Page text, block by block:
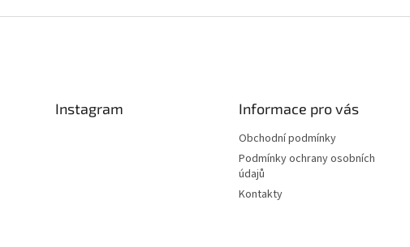
Instagram Informace pro vás
Obchodní podmínky
Podmínky ochrany osobních
údajů
Kontakty